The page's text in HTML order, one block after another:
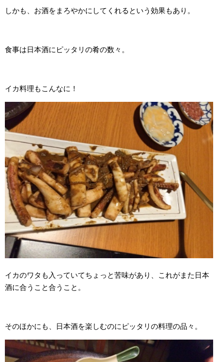
しかも、お酒をまろやかにしてくれるという効果もあり。
食事は日本酒にピッタリの肴の数々。
イカ料理もこんなに！
イカのワタも入っていてちょっと苦味があり、これがまた日本
酒に合うこと合うこと。
そのほかにも、日本酒を楽しむのにピッタリの料理の品々。